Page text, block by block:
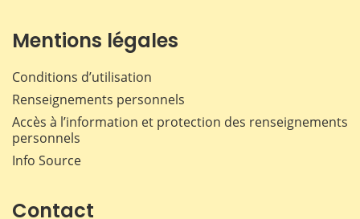
Mentions légales
Conditions d’utilisation
Renseignements personnels
Accès à l’information et protection des renseignements
personnels
Info Source
Contact